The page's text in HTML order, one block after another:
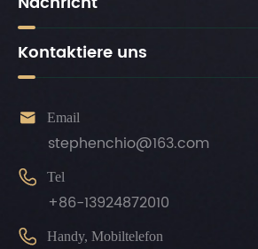
Kontaktiere uns
 Email
stephenchio@163.com
 Tel
+86-13924872010
 Handy, Mobiltelefon